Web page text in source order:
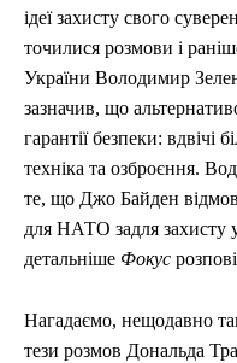
ідеї захисту свого
точилися розмови і
України Володимир
зазначив, що
гарантії безпеки: вдвічі
техніка та озброєння.
те, що Джо Байден
для НАТО задля захисту
детальніше Фокус
Нагадаємо, нещодавно
тези розмов Дональда